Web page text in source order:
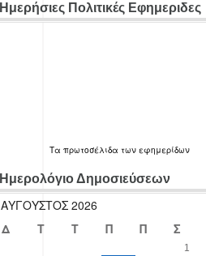
Ημερήσιες Πολιτικές Εφημεριδες
Τα πρωτοσέλιδα των εφημερίδων
Ημερολόγιο Δημοσιεύσεων
ΑΎΓΟΥΣΤΟΣ 2026
Δ
Τ Τ Π Π Σ
1